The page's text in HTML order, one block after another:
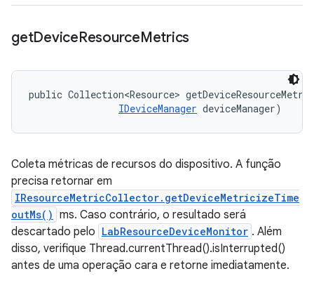
getDeviceResourceMetrics
public Collection<Resource>
IDeviceManager deviceManager)
Coleta métricas de recursos do dispositivo. A função
precisa retornar em
IResourceMetricCollector.getDeviceMetricizeTime
outMs() ms. Caso contrário, o resultado será
descartado pelo LabResourceDeviceMonitor . Além
disso, verifique Thread.currentThread().isInterrupted()
antes de uma operação cara e retorne imediatamente.